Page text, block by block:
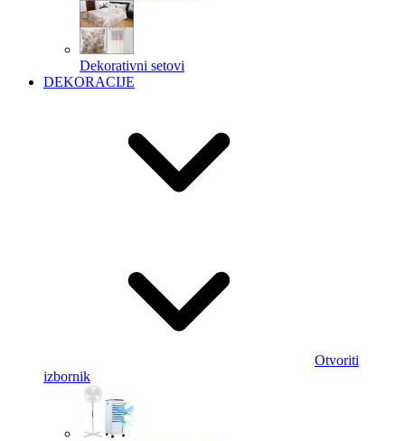
Dekorativni setovi
DEKORACIJE
Otvoriti
izbornik